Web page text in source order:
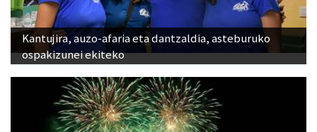
Kantujira, auzo-afaria eta dantzaldia, asteburuko
ospakizunei ekiteko